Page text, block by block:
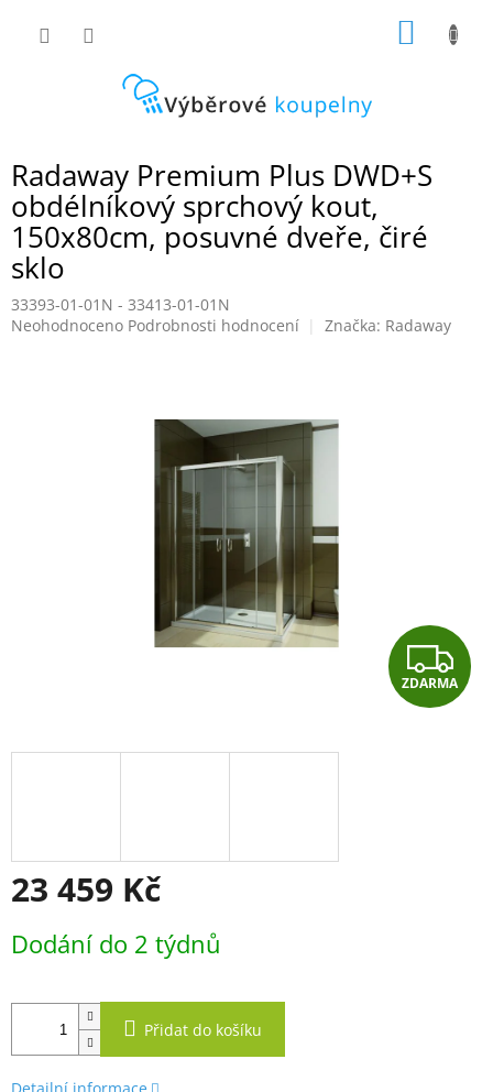
Radaway Premium Plus DWD+S
obdélníkový sprchový kout,
150x80cm, posuvné dveře, čiré
sklo
33393-01-01N - 33413-01-01N
Průměrné
Neohodnoceno Podrobnosti hodnocení Značka: Radaway
Z
D
ZDARMA
23 459 Kč
cena:
Dodání do 2 týdnů
Přidat do košíku